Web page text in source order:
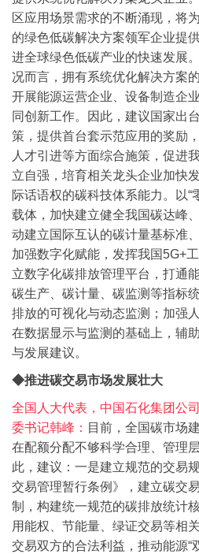
区应用场景需求的不断涌现，将
的绿色低碳解决方案领军企业提
进全球绿色低碳产业的快速发展
况而言，拥有系统优化解决方案
开展能源运营企业、设备制造企
同创新工作。因此，建议国家出
策，提供首台套示范应用的奖励
人才引进等方面综合施策，促进
立自强，培育相关龙头企业加快发
际话语权的碳科技体系能力。以“
载体，加快建立健全我国碳达峰
动建立国际互认的碳计量基标准
加强数字化赋能，发挥我国5G+
立数字化碳排放管理平台，打通
碳生产、碳计量、碳监测等指标
排放的可视化与动态监测；加强
在数据显示与监测的基础上，辅
与发展建议。
◆推进碳交易市场发展壮大
全国人大代表，中国石化集团公
委书记韩峰： 目前，全国碳市场
在配额分配不够科学合理、管理
此，建议： 一是建立规范的交易
交易管理暂行条例》，建立碳交
制，构建统一规范的碳排放统计
用能权、节能量、绿证交易等相
交易双方的合法利益，推动能源“